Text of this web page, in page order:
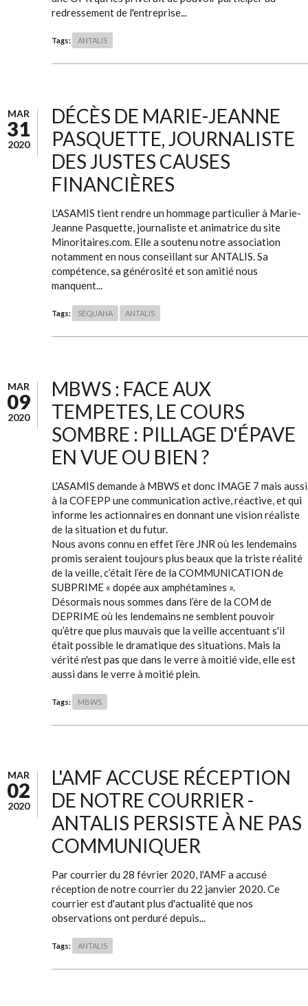
redressement de l'entreprise...
Tags: ANTALIS
MAR
31
2020
DÉCÈS DE MARIE-JEANNE
PASQUETTE, JOURNALISTE
DES JUSTES CAUSES
FINANCIÈRES
L'ASAMIS tient rendre un hommage particulier à Marie-
Jeanne Pasquette, journaliste et animatrice du site
Minoritaires.com. Elle a soutenu notre association
notamment en nous conseillant sur ANTALIS. Sa
compétence, sa générosité et son amitié nous
manquent...
Tags: SEQUANA ANTALIS
MAR
09
2020
MBWS : FACE AUX
TEMPETES, LE COURS
SOMBRE : PILLAGE D'ÉPAVE
EN VUE OU BIEN ?
L'ASAMIS demande à MBWS et donc IMAGE 7 mais aussi
à la COFEPP une communication active, réactive, et qui
informe les actionnaires en donnant une vision réaliste
de la situation et du futur.
Nous avons connu en effet l’ère JNR où les lendemains
promis seraient toujours plus beaux que la triste réalité
de la veille, c’était l’ère de la COMMUNICATION de
SUBPRIME « dopée aux amphétamines ».
Désormais nous sommes dans l’ère de la COM de
DEPRIME où les lendemains ne semblent pouvoir
qu’être que plus mauvais que la veille accentuant s'il
était possible le dramatique des situations. Mais la
vérité n'est pas que dans le verre à moitié vide, elle est
aussi dans le verre à moitié plein.
Tags: MBWS
MAR
02
2020
L'AMF ACCUSE RÉCEPTION
DE NOTRE COURRIER -
ANTALIS PERSISTE À NE PAS
COMMUNIQUER
Par courrier du 28 février 2020, l'AMF a accusé
réception de notre courrier du 22 janvier 2020. Ce
courrier est d'autant plus d'actualité que nos
observations ont perduré depuis...
Tags: ANTALIS